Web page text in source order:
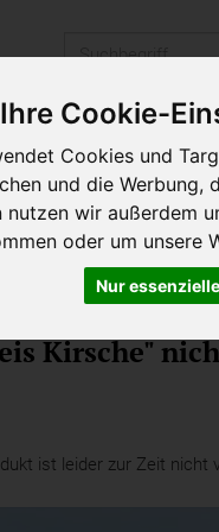
Cookie-
Cookies und
und die Werbung,
nutzen wir außerdem
oder um unsere
Nur
& Schulen
Desserts
Kirsche"
ist leider zur Zeit nicht